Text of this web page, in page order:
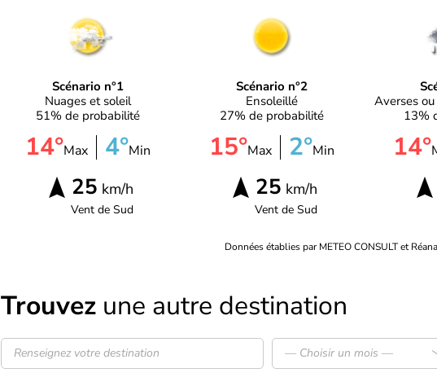
Scénario n°1
Nuages et soleil
51% de probabilité
14°Max 4°Min
25 km/h
Vent deSud
Scénario n°2
Ensoleillé
27% de probabilité
15°Max 2°Min
25 km/h
Vent deSud
Averses
13%
14°
Données établies par METEO CONSULT et
Trouvez une autre destination
— Choisir un mois —